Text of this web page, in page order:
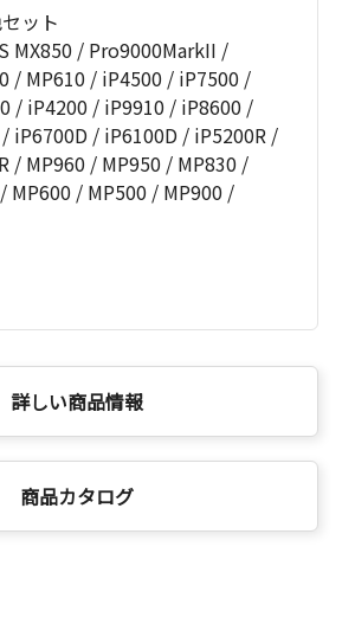
ット
MX850 / Pro9000MarkII /
/ MP610 / iP4500 / iP7500 /
/ iP4200 / iP9910 / iP8600 /
iP6700D / iP6100D / iP5200R /
/ MP960 / MP950 / MP830 /
MP600 / MP500 / MP900 /
詳しい商品情報
商品カタログ